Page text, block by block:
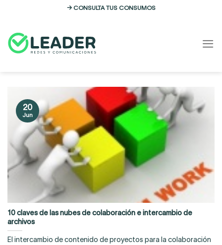
content
→ CONSULTA TUS CONSUMOS
10 claves de las nubes de colaboración e intercambio de
archivos
El intercambio de contenido de proyectos para la colaboración
20
Jun